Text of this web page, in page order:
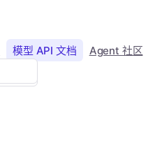
模型 API 文档 Agent 社区